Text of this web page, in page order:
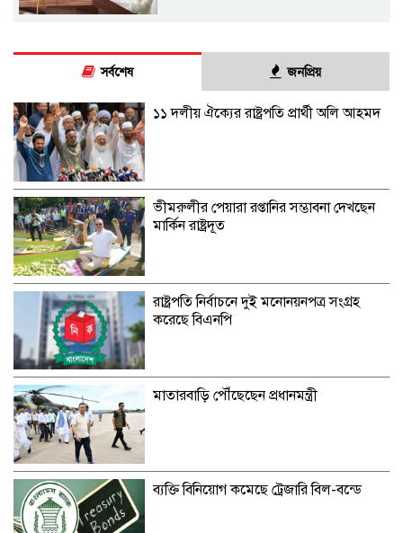
সর্বশেষ জনপ্রিয়
১১ দলীয় ঐক্যের রাষ্ট্রপতি প্রার্থী অলি আহমদ
ভীমরুলীর পেয়ারা রপ্তানির সম্ভাবনা দেখছেন
মার্কিন রাষ্ট্রদূত
রাষ্ট্রপতি নির্বাচনে দুই মনোনয়নপত্র সংগ্রহ
করেছে বিএনপি
মাতারবাড়ি পৌঁছেছেন প্রধানমন্ত্রী
ব্যক্তি বিনিয়োগ কমেছে ট্রেজারি বিল-বন্ডে